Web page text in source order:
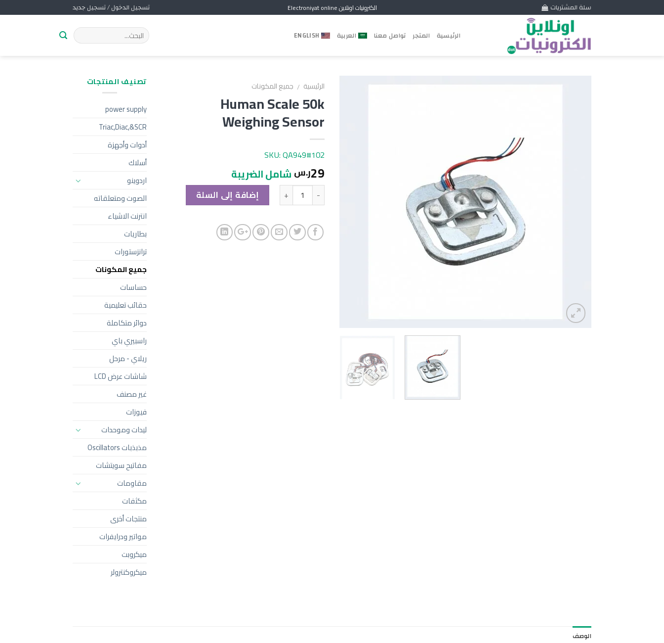
to
سلة المشتريات الكترونيات اونلاين Electroniyat online تسجيل الدخول / تسجيل جديد
الرئيسية المتجر تواصل معنا العربية ENGLISH
الرئيسية / جميع المكونات
Human Scale 50k
Weighing Sensor
SKU: QA949#102
29ر.س شامل الضريبة
الكمية إضافة إلى السلة
تصنيف المنتجات
power supply
Triac,Diac,&SCR
أدوات وأجهزة
أسلاك
اردوينو
الصوت ومتعلقاته
انترنت الاشياء
بطاريات
ترانزستورات
جميع المكونات
حساسات
حقائب تعليمية
دوائر متكاملة
راسبيري باي
ريلاي - مرحل
شاشات عرض LCD
غير مصنف
فيوزات
ليدات وموحدات
مذبذبات Oscillators
مفاتيح سويتشات
مقاومات
مكثفات
منتجات أخرى
مواتير ودرايفرات
ميكروبت
ميكروكنترولر
الوصف